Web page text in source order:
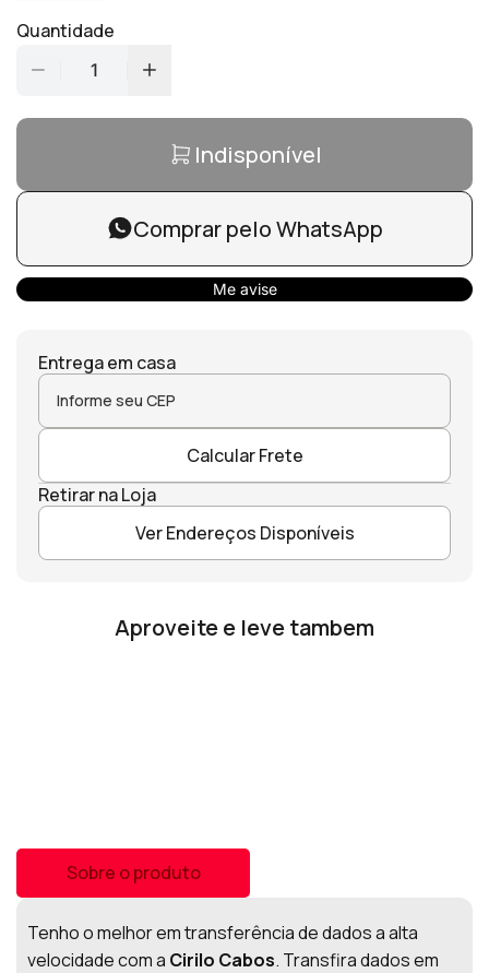
Quantidade
1
Indisponível
Comprar pelo WhatsApp
Me avise
Entrega em casa
Calcular Frete
Retirar na Loja
Ver Endereços Disponíveis
Aproveite e leve tambem
Sobre o produto
Tenho o melhor em transferência de dados a alta
velocidade com a Cirilo Cabos. Transfira dados em